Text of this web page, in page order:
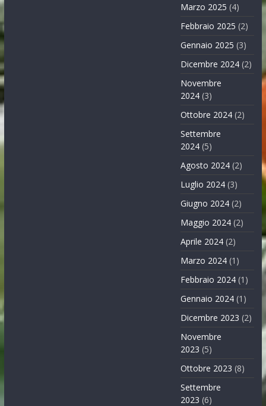
Marzo 2025 (4)
Febbraio 2025 (2)
Gennaio 2025 (3)
Dicembre 2024 (2)
Novembre
2024 (3)
Ottobre 2024 (2)
Settembre
2024 (5)
Agosto 2024 (2)
Luglio 2024 (3)
Giugno 2024 (2)
Maggio 2024 (2)
Aprile 2024 (2)
Marzo 2024 (1)
Febbraio 2024 (1)
Gennaio 2024 (1)
Dicembre 2023 (2)
Novembre
2023 (5)
Ottobre 2023 (8)
Settembre
2023 (6)